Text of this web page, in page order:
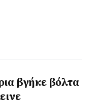
βγήκε βόλτα